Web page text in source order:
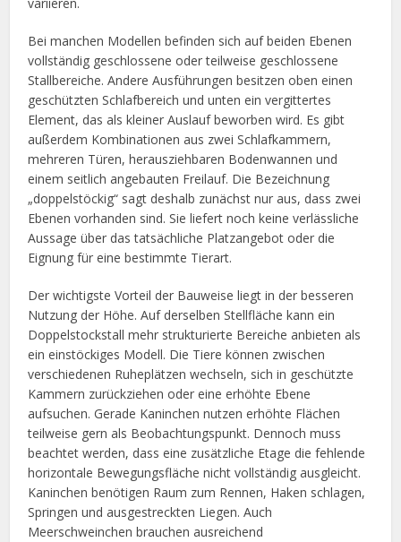
Bei manchen Modellen befinden sich auf beiden Ebenen
vollständig geschlossene oder teilweise geschlossene
Stallbereiche. Andere Ausführungen besitzen oben einen
geschützten Schlafbereich und unten ein vergittertes
Element, das als kleiner Auslauf beworben wird. Es gibt
außerdem Kombinationen aus zwei Schlafkammern,
mehreren Türen, herausziehbaren Bodenwannen und
einem seitlich angebauten Freilauf. Die Bezeichnung
„doppelstöckig“ sagt deshalb zunächst nur aus, dass zwei
Ebenen vorhanden sind. Sie liefert noch keine verlässliche
Aussage über das tatsächliche Platzangebot oder die
Eignung für eine bestimmte Tierart.
Der wichtigste Vorteil der Bauweise liegt in der besseren
Nutzung der Höhe. Auf derselben Stellfläche kann ein
Doppelstockstall mehr strukturierte Bereiche anbieten als
ein einstöckiges Modell. Die Tiere können zwischen
verschiedenen Ruheplätzen wechseln, sich in geschützte
Kammern zurückziehen oder eine erhöhte Ebene
aufsuchen. Gerade Kaninchen nutzen erhöhte Flächen
teilweise gern als Beobachtungspunkt. Dennoch muss
beachtet werden, dass eine zusätzliche Etage die fehlende
horizontale Bewegungsfläche nicht vollständig ausgleicht.
Kaninchen benötigen Raum zum Rennen, Haken schlagen,
Springen und ausgestreckten Liegen. Auch
Meerschweinchen brauchen ausreichend